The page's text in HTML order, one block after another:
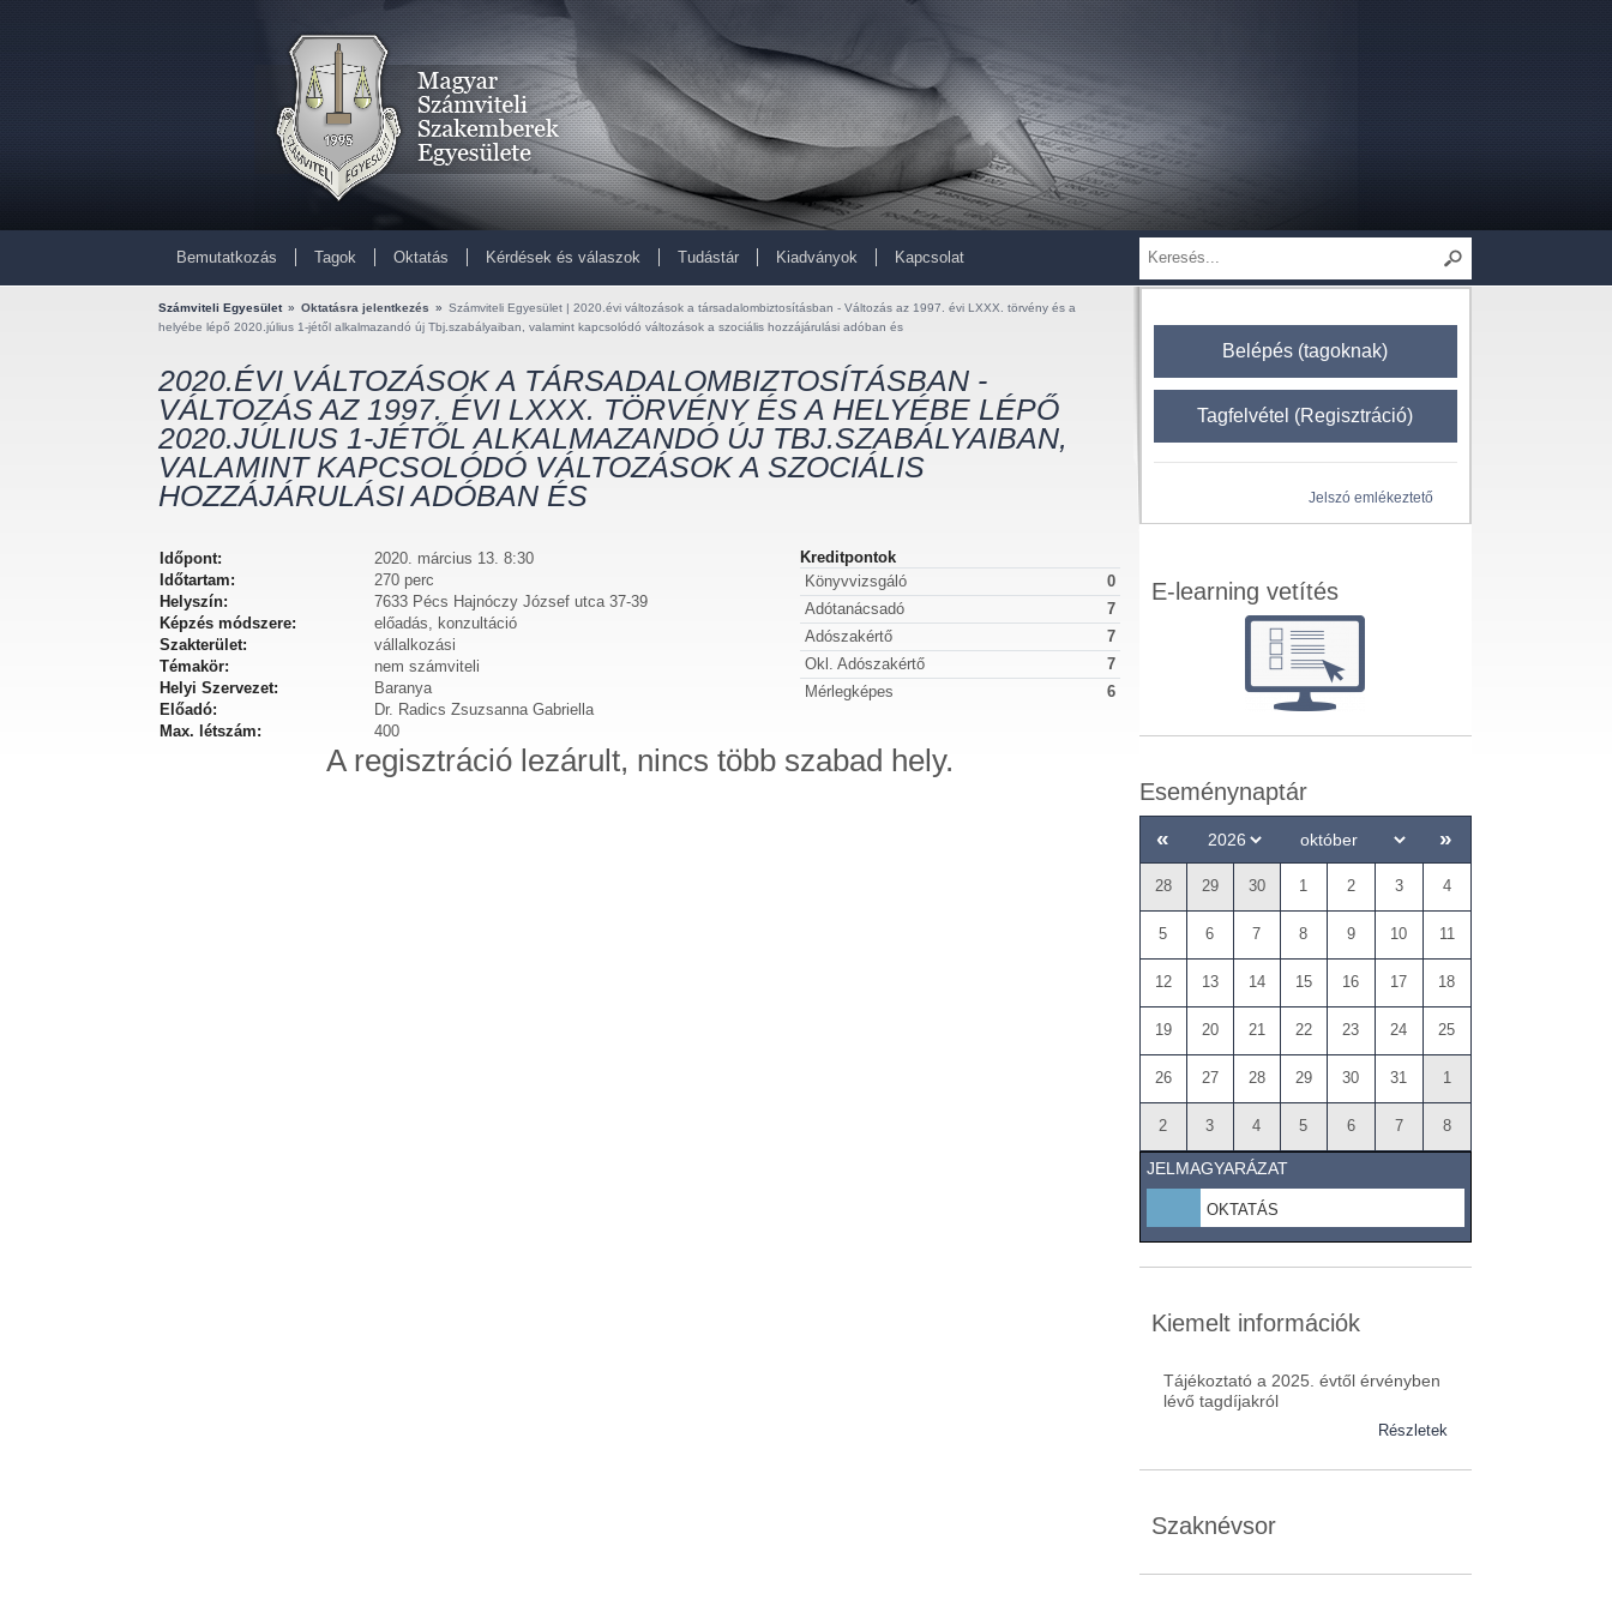
Bemutatkozás Tagok Oktatás Kérdések és válaszok Tudástár Kiadványok Kapcsolat
Számviteli Egyesület » Oktatásra jelentkezés » Számviteli Egyesület | 2020.évi változások a társadalombiztosításban - Változás az 1997. évi LXXX. törvény és a
helyébe lépő 2020.július 1-jétől alkalmazandó új Tbj.szabályaiban, valamint kapcsolódó változások a szociális hozzájárulási adóban és
2020.ÉVI VÁLTOZÁSOK A TÁRSADALOMBIZTOSÍTÁSBAN -
VÁLTOZÁS AZ 1997. ÉVI LXXX. TÖRVÉNY ÉS A HELYÉBE LÉPŐ
2020.JÚLIUS 1-JÉTŐL ALKALMAZANDÓ ÚJ TBJ.SZABÁLYAIBAN,
VALAMINT KAPCSOLÓDÓ VÁLTOZÁSOK A SZOCIÁLIS
HOZZÁJÁRULÁSI ADÓBAN ÉS
Időpont:
2020. március 13. 8:30
Időtartam:
270 perc
Helyszín:
7633 Pécs Hajnóczy József utca 37-39
Képzés módszere:
előadás, konzultáció
Szakterület:
vállalkozási
Témakör:
nem számviteli
Helyi Szervezet:
Baranya
Előadó:
Dr. Radics Zsuzsanna Gabriella
Max. létszám:
400
Kreditpontok
Könyvvizsgáló
0
Adótanácsadó
7
Adószakértő
7
Okl. Adószakértő
7
Mérlegképes
6
A regisztráció lezárult, nincs több szabad hely.
Belépés (tagoknak)
Tagfelvétel (Regisztráció)
Jelszó emlékeztető
E-learning vetítés
Eseménynaptár
« »
28 29 30 1 2 3 4
5 6 7 8 9 10 11
12 13 14 15 16 17 18
19 20 21 22 23 24 25
26 27 28 29 30 31 1
2 3 4 5 6 7 8
JELMAGYARÁZAT
OKTATÁS
Kiemelt információk
Tájékoztató a 2025. évtől érvényben
lévő tagdíjakról
Részletek
Szaknévsor